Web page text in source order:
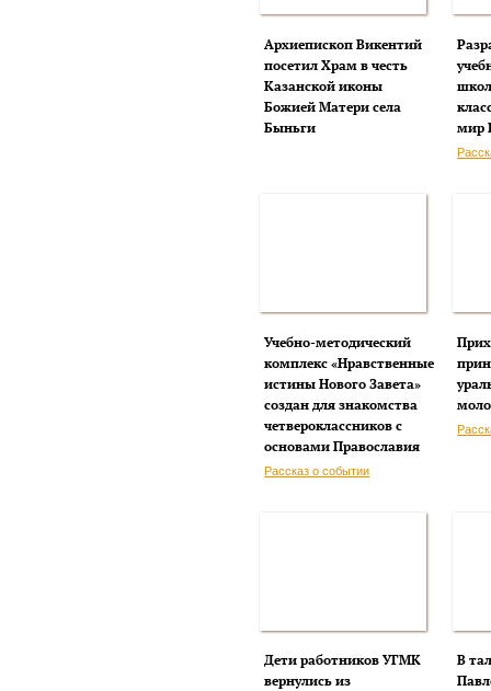
Архиепископ Викентий
посетил Храм в честь
Казанской иконы
Божией Матери села
Быньги
мир
Учебно-методический
комплекс «Нравственные
истины Нового Завета»
создан для знакомства
четвероклассников с
основами Православия
Рассказ о событии
Дети работников УГМК
вернулись из
В